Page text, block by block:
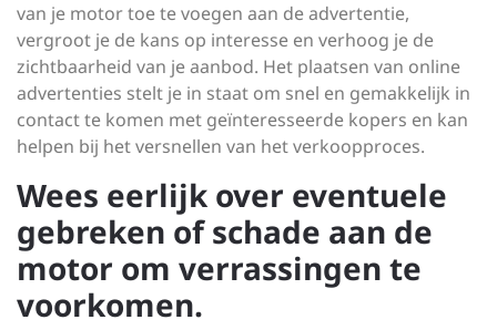
van je motor toe te voegen aan de advertentie,
vergroot je de kans op interesse en verhoog je de
zichtbaarheid van je aanbod. Het plaatsen van online
advertenties stelt je in staat om snel en gemakkelijk in
contact te komen met geïnteresseerde kopers en kan
helpen bij het versnellen van het verkoopproces.
Wees eerlijk over eventuele
gebreken of schade aan de
motor om verrassingen te
voorkomen.